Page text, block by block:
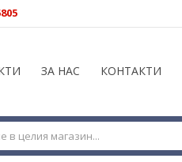
ЗА НАС КОНТАКТИ